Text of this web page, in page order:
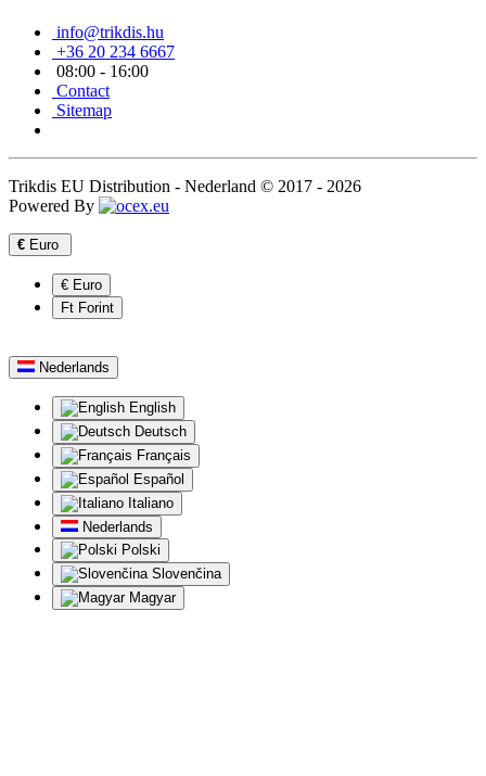
info@trikdis.hu
+36 20 234 6667
08:00 - 16:00
Contact
Sitemap
Trikdis EU Distribution - Nederland © 2017 - 2026
Powered By
€ Euro
€ Euro
Ft Forint
Nederlands
English
Deutsch
Français
Español
Italiano
Nederlands
Polski
Slovenčina
Magyar